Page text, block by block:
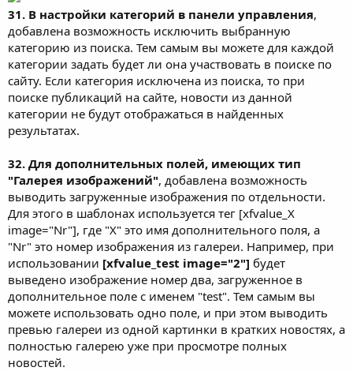
31. В настройки категорий в панели управления,
добавлена возможность исключить выбранную
категорию из поиска. Тем самым вы можете для каждой
категории задать будет ли она участвовать в поиске по
сайту. Если категория исключена из поиска, то при
поиске публикаций на сайте, новости из данной
категории не будут отображаться в найденных
результатах.
32. Для дополнительных полей, имеющих тип
"Галерея изображений", добавлена возможность
выводить загруженные изображения по отдельности.
Для этого в шаблонах используется тег [xfvalue_X
image="Nr"], где "X" это имя дополнительного поля, а
"Nr" это номер изображения из галереи. Например, при
использовании [xfvalue_test image="2"] будет
выведено изображение номер два, загруженное в
дополнительное поле с именем "test". Тем самым вы
можете использовать одно поле, и при этом выводить
превью галереи из одной картинки в кратких новостях, а
полностью галерею уже при просмотре полных
новостей.